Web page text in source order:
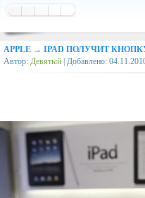
APPLE → IPAD ПОЛУЧИТ
Автор: Девятый | Добавлено: